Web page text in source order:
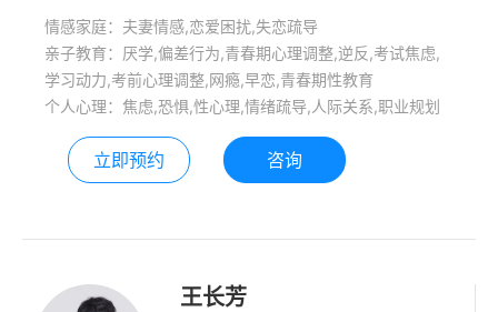
树人绘画疗法，OH卡牌，焦点疗法，
意向疗法等心理咨询技术。
情感家庭：夫妻情感,恋爱困扰,失恋疏导
亲子教育：厌学,偏差行为,青春期心理调整,逆反,考试焦虑,
学习动力,考前心理调整,网瘾,早恋,青春期性教育
个人心理：焦虑,恐惧,性心理,情绪疏导,人际关系,职业规划
立即预约 咨询
王长芳